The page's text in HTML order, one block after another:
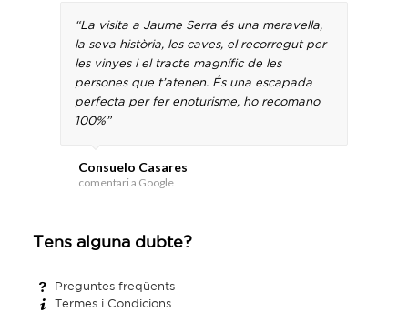
“La visita a Jaume Serra és una meravella,
la seva història, les caves, el recorregut per
les vinyes i el tracte magnífic de les
persones que t’atenen. És una escapada
perfecta per fer enoturisme, ho recomano
100%”
Consuelo Casares
comentari a Google
Tens alguna dubte?
Preguntes freqüents
Termes i Condicions